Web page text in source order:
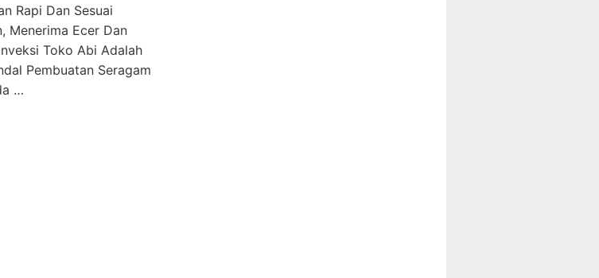
Rapi Dan Sesuai
Menerima Ecer Dan
Toko Abi Adalah
Pembuatan Seragam
…